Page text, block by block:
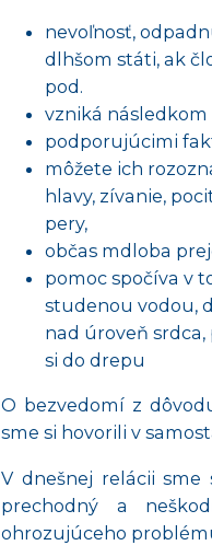
nevoľnosť,
dlhšom státi, ak
pod.
vzniká
podporujúcimi
môžete ich
hlavy, zívanie,
pery,
občas mdloba
pomoc spočíva v
studenou vodou,
nad úroveň
si do drepu
O bezvedomí z
sme si hovorili v
V dnešnej relácii
prechodný a
ohrozujúceho